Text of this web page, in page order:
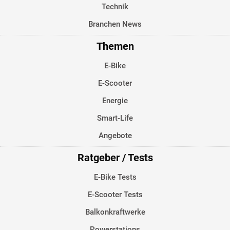
Technik
Branchen News
Themen
E-Bike
E-Scooter
Energie
Smart-Life
Angebote
Ratgeber / Tests
E-Bike Tests
E-Scooter Tests
Balkonkraftwerke